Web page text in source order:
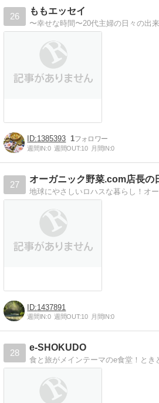
26
ももエッセイ
〜幸せな時間〜20代主婦の日々の出
1385393 1
週間IN:0 週間OUT:10 月間IN:0
27
オーガニック野菜.com店長の
1437891
週間IN:0 週間OUT:10 月間IN:0
28
e-SHOKUDO
食と旅がメインテーマのe食堂！とき